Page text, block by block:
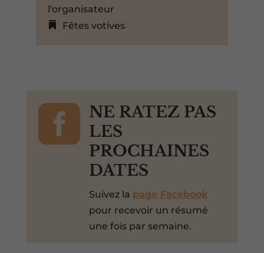
l'organisateur
Fêtes votives

NE RATEZ PAS
LES
PROCHAINES
DATES
Suivez la page Facebook
pour recevoir un résumé
une fois par semaine.